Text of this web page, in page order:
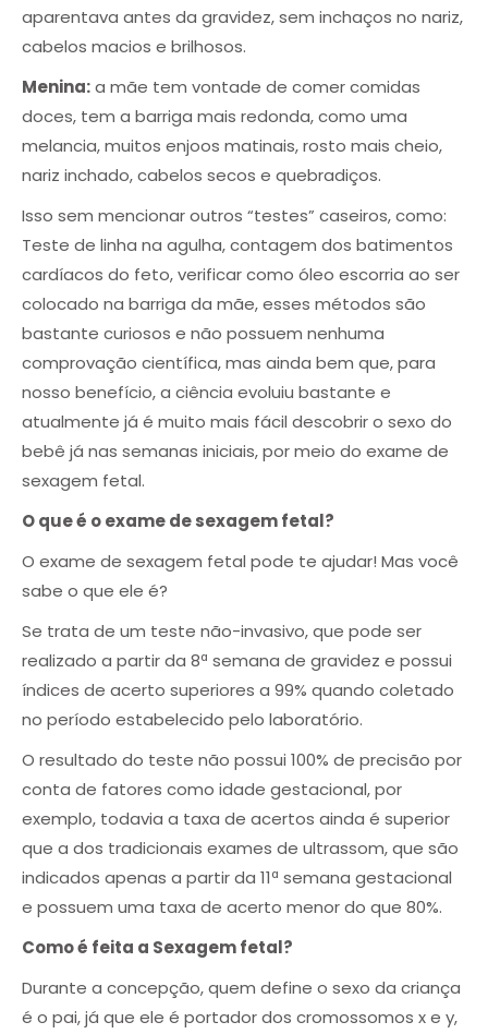
aparentava antes da gravidez, sem inchaços no nariz,
cabelos macios e brilhosos.
Menina:a mãe tem vontade de comer comidas
doces, tem a barriga mais redonda, como uma
melancia, muitos enjoos matinais, rosto mais cheio,
nariz inchado, cabelos secos e quebradiços.
Isso sem mencionar outros “testes” caseiros, como:
Teste de linha na agulha, contagem dos batimentos
cardíacos do feto, verificar como óleo escorria ao ser
colocado na barriga da mãe, esses métodos são
bastante curiosos e não possuem nenhuma
comprovação científica, mas ainda bem que, para
nosso benefício, a ciência evoluiu bastante e
atualmente já é muito mais fácil descobrir o sexo do
bebê já nas semanas iniciais, por meio do exame de
sexagem fetal.
O que é o exame de sexagem fetal?
O exame de sexagem fetal pode te ajudar! Mas você
sabe o que ele é?
Se trata de um teste não-invasivo, que pode ser
realizado a partir da 8ª semana de gravidez e possui
índices de acerto superiores a 99% quando coletado
no período estabelecido pelo laboratório.
O resultado do teste não possui 100% de precisão por
conta de fatores como idade gestacional, por
exemplo, todavia a taxa de acertos ainda é superior
que a dos tradicionais exames de ultrassom, que são
indicados apenas a partir da 11ª semana gestacional
e possuem uma taxa de acerto menor do que 80%.
Como é feita a Sexagem fetal?
Durante a concepção, quem define o sexo da criança
é o pai, já que ele é portador dos cromossomos x e y,